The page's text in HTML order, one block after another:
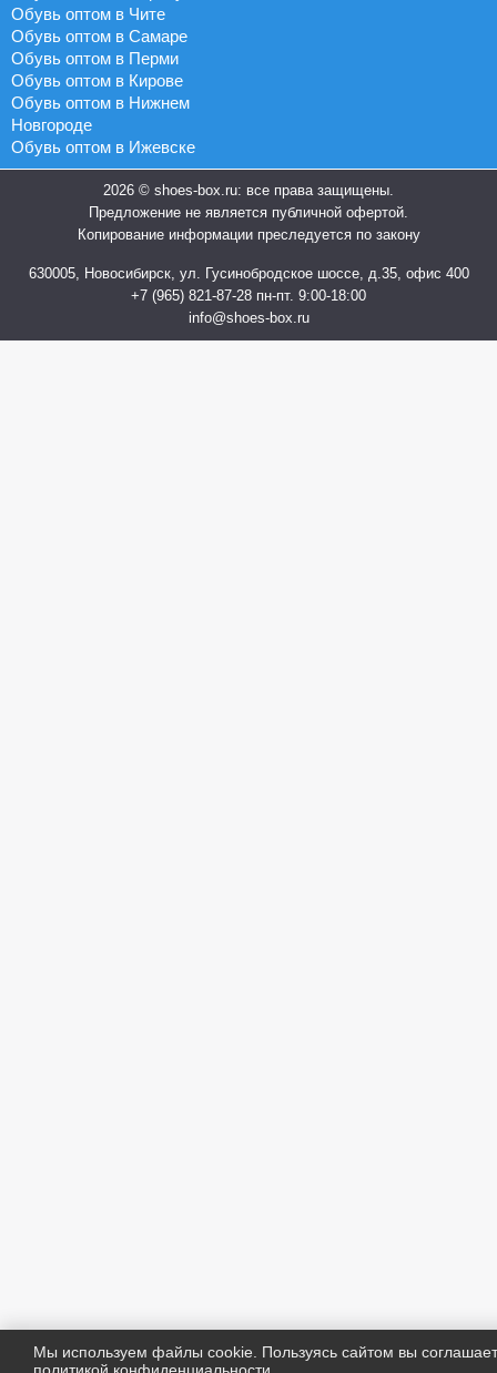
Обувь оптом в Чите
Обувь оптом в Самаре
Обувь оптом в Перми
Обувь оптом в Кирове
Обувь оптом в Нижнем
Новгороде
Обувь оптом в Ижевске
2026 © shoes-box.ru: все права защищены.
Предложение не является публичной офертой.
Копирование информации преследуется по закону
630005, Новосибирск, ул. Гусинобродское шоссе, д.35, офис 400
+7 (965) 821-87-28 пн-пт. 9:00-18:00
info@shoes-box.ru
Мы используем файлы cookie. Пользуясь сайтом вы